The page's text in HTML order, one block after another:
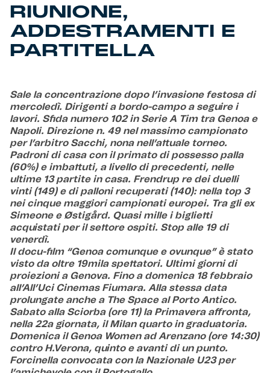
RIUNIONE,
ADDESTRAMENTI E
PARTITELLA
Sale la concentrazione dopo l’invasione festosa di
mercoledì. Dirigenti a bordo-campo a seguire i
lavori. Sfida numero 102 in Serie A Tim tra Genoa e
Napoli. Direzione n. 49 nel massimo campionato
per l’arbitro Sacchi, nona nell’attuale torneo.
Padroni di casa con il primato di possesso palla
(60%) e imbattuti, a livello di precedenti, nelle
ultime 13 partite in casa. Frendrup re dei duelli
vinti (149) e di palloni recuperati (140): nella top 3
nei cinque maggiori campionati europei. Tra gli ex
Simeone e Østigård. Quasi mille i biglietti
acquistati per il settore ospiti. Stop alle 19 di
venerdì.
Il docu-film “Genoa comunque e ovunque” è stato
visto da oltre 19mila spettatori. Ultimi giorni di
proiezioni a Genova. Fino a domenica 18 febbraio
all’All’Uci Cinemas Fiumara. Alla stessa data
prolungate anche a The Space al Porto Antico.
Sabato alla Sciorba (ore 11) la Primavera affronta,
nella 22a giornata, il Milan quarto in graduatoria.
Domenica il Genoa Women ad Arenzano (ore 14:30)
contro H.Verona, quinto e avanti di un punto.
Forcinella convocata con la Nazionale U23 per